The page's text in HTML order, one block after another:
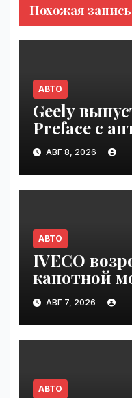
Похожая запись
АВТО
Geely
Preface с
красными
VseTime.ru
АВГ 8, 2026
АВТО
IVECO
капотной
Европы |
АВГ 7, 2026
АВТО